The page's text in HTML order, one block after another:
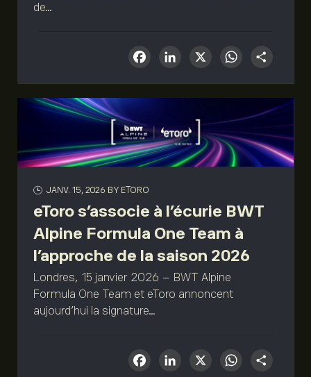
de...
Facebook
LinkedIn
X
JANV. 15, 2026 BY ETORO
eToro s’associe à l’écurie BWT
Alpine Formula One Team à
l’approche de la saison 2026
Londres, 15 janvier 2026 – BWT Alpine
Formula One Team et eToro annoncent
aujourd’hui la signature...
Facebook
LinkedIn
X